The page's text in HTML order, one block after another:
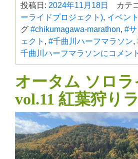
投稿日: 2024年11月18日 カテ
ーライドプロジェクト), イベント
グ #chikumagawa-marathon, #
ェクト , #千曲川ハーフマラソン,
千曲川ハーフマラソンに コメント
オータム ソロラ
vol.11 紅葉狩り